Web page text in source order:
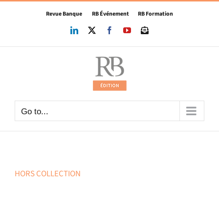
Skip
Revue Banque RB Événement RB Formation
LinkedIn FacebookYouTubeNewsletter
Go to...
HORS COLLECTION